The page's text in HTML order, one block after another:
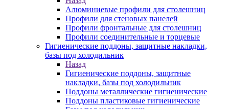
Алюминиевые профили для столешниц
Профили для стеновых панелей
Профили фронтальные для столешниц
Профили соединительные и торцевые
Гигиенические поддоны, защитные накладки,
базы под холодильник
Назад
Гигиенические поддоны, защитные
накладки, базы под холодильник
Поддоны металлические гигиенические
Поддоны пластиковые гигиенические